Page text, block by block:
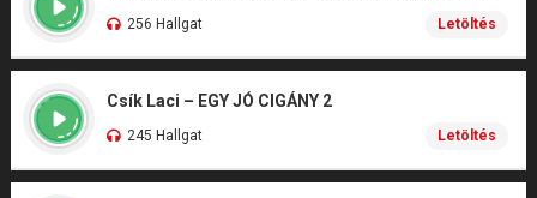
256 Hallgat Letöltés
Csík Laci – EGY JÓ CIGÁNY 2
245 Hallgat Letöltés